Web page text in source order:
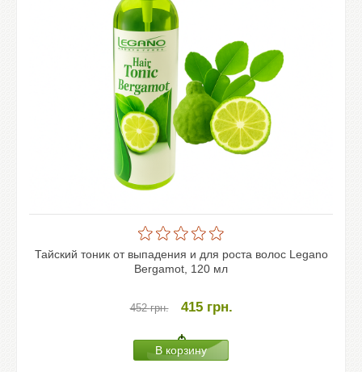
Тайский тоник от выпадения и для роста волос Legano
Bergamot, 120 мл
452грн. 415 грн.